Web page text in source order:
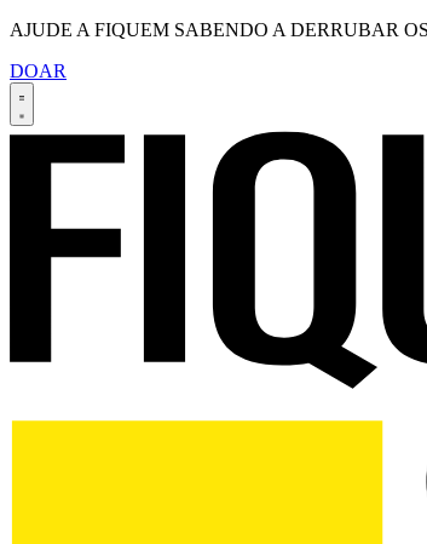
AJUDE A FIQUEM SABENDO A DERRUBAR
DOAR